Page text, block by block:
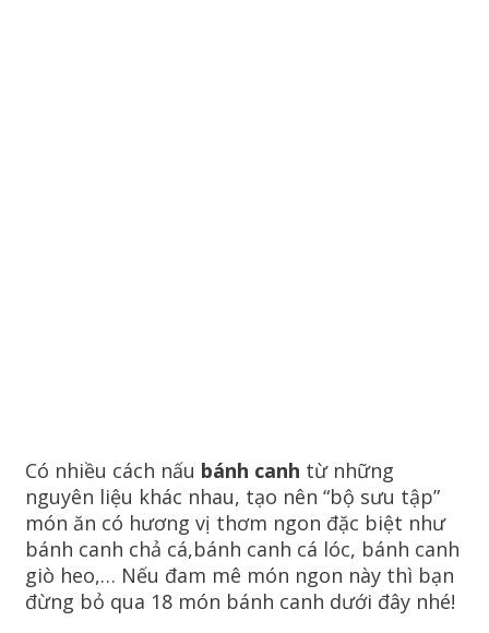
Có nhiều cách nấu bánh canh từ những
nguyên liệu khác nhau, tạo nên “bộ sưu tập”
món ăn có hương vị thơm ngon đặc biệt như
bánh canh chả cá,bánh canh cá lóc, bánh canh
giò heo,… Nếu đam mê món ngon này thì bạn
đừng bỏ qua 18 món bánh canh dưới đây nhé!